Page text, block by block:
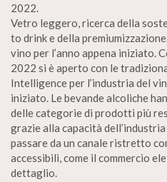
2022.
Vetro leggero, ricerca della
to drink e della
vino per l’anno appena iniziato.
2022 si è aperto con le
Intelligence per l’industria del
iniziato. Le bevande alcoliche
delle categorie di prodotti più
grazie alla capacità
passare da un canale ristretto
accessibili, come il commercio
dettaglio.